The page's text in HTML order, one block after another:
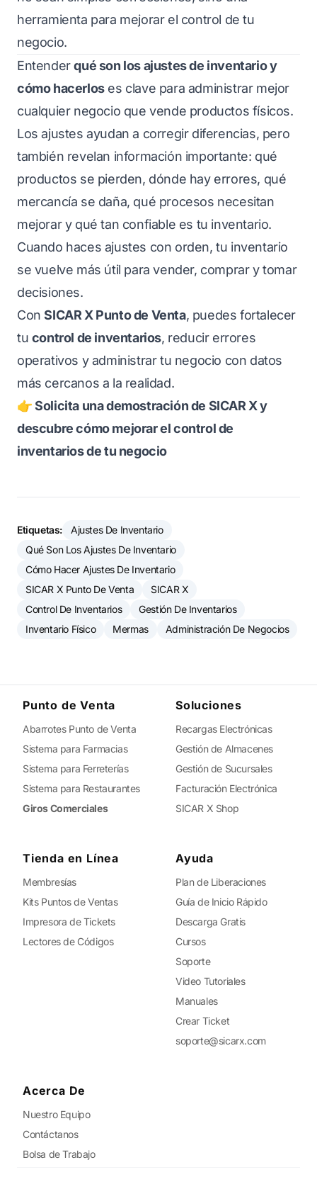
herramienta para mejorar el control de tu
negocio.
Entenderqué son los ajustes de inventario y
cómo hacerloses clave para administrar mejor
cualquier negocio que vende productos físicos.
Los ajustes ayudan a corregir diferencias, pero
también revelan información importante: qué
productos se pierden, dónde hay errores, qué
mercancía se daña, qué procesos necesitan
mejorar y qué tan confiable es tu inventario.
Cuando haces ajustes con orden, tu inventario
se vuelve más útil para vender, comprar y tomar
decisiones.
ConSICAR X Punto de Venta, puedes fortalecer
tu control de inventarios, reducir errores
operativos y administrar tu negocio con datos
más cercanos a la realidad.
👉 Solicita una demostración de SICAR X y
descubre cómo mejorar el control de
inventarios de tu negocio
Etiquetas:
Ajustes De Inventario
Qué Son Los Ajustes De Inventario
Cómo Hacer Ajustes De Inventario
SICAR X Punto De Venta
SICAR X
Control De Inventarios
Gestión De Inventarios
Inventario Físico
Mermas Administración De Negocios
Punto de Venta
Abarrotes Punto de Venta
Sistema para Farmacias
Sistema para Ferreterías
Sistema para Restaurantes
Giros Comerciales
Soluciones
Recargas Electrónicas
Gestión de Almacenes
Gestión de Sucursales
Facturación Electrónica
SICAR X Shop
Tienda en Línea
Membresías
Kits Puntos de Ventas
Impresora de Tickets
Lectores de Códigos
Ayuda
Plan de Liberaciones
Guía de Inicio Rápido
Descarga Gratis
Cursos
Soporte
Video Tutoriales
Manuales
Crear Ticket
soporte@sicarx.com
Acerca De
Nuestro Equipo
Contáctanos
Bolsa de Trabajo